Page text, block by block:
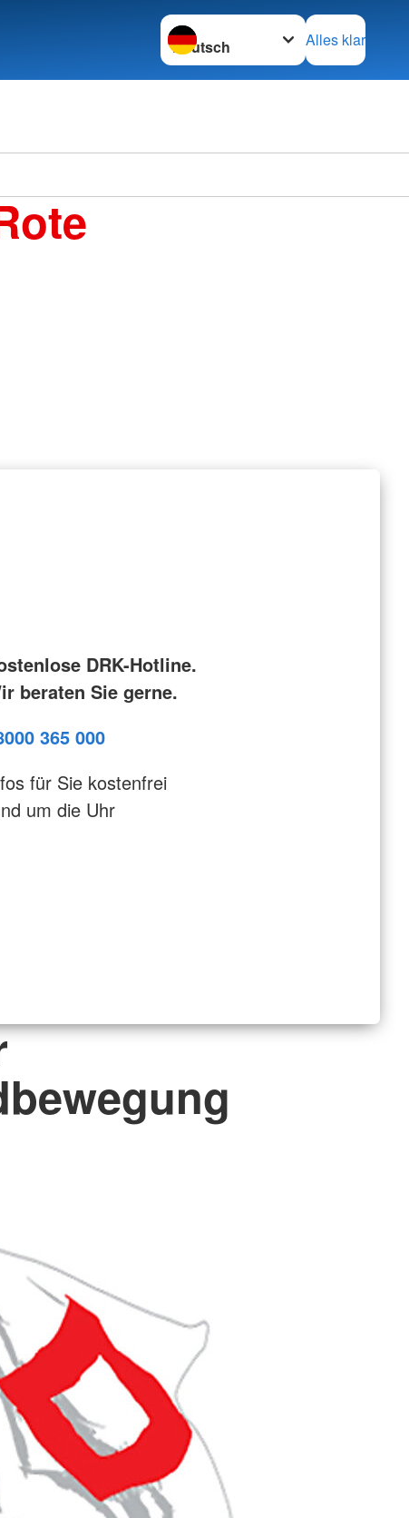
Sprache wechseln zu
Alles klar
DRK-Hotline.
beraten Sie gerne.
365 000
für Sie kostenfrei
um die Uhr